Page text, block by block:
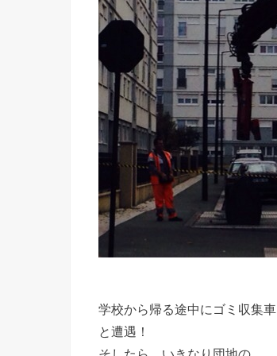
学校から帰る途中にゴミ収集車
と遭遇！